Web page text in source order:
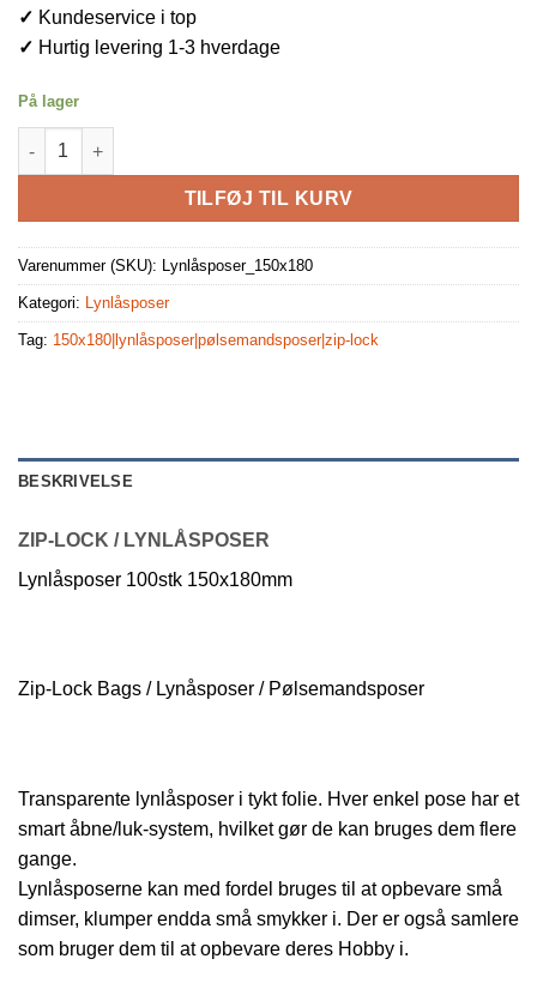
✓ Kundeservice i top
✓ Hurtig levering 1-3 hverdage
På lager
Lynlåsposer 100stk 150x180mm antal
TILFØJ TIL KURV
Varenummer (SKU): Lynlåsposer_150x180
Kategori: Lynlåsposer
Tag: 150x180|lynlåsposer|pølsemandsposer|zip-lock
BESKRIVELSE
ZIP-LOCK / LYNLÅSPOSER
Lynlåsposer 100stk 150x180mm
Zip-Lock Bags / Lynåsposer / Pølsemandsposer
Transparente lynlåsposer i tykt folie. Hver enkel pose har et
smart åbne/luk-system, hvilket gør de kan bruges dem flere
gange.
Lynlåsposerne kan med fordel bruges til at opbevare små
dimser, klumper endda små smykker i. Der er også samlere
som bruger dem til at opbevare deres Hobby i.